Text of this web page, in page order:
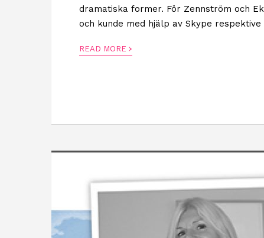
dramatiska former. För Zennström och
och kunde med hjälp av Skype
READ MORE ›